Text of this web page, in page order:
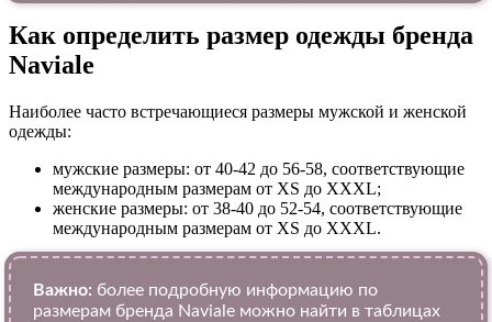
Как определить размер одежды брендa
Naviale
Наиболее часто встречающиеся размеры мужской и женской
одежды:
мужские размеры: от 40-42 до 56-58, соответствующие
международным размерам от XS до XXXL;
женские размеры: от 38-40 до 52-54, соответствующие
международным размерам от XS до XXXL.
Важно: более подробную информацию по
размерам бренда Naviale можно найти в таблицах